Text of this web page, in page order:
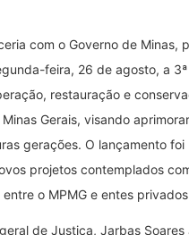
com o Governo de Minas,
feira, 26 de agosto, a
restauração e
Gerais, visando
gerações. O lançamento foi
projetos contemplados
o MPMG e entes
de Justiça, Jarbas